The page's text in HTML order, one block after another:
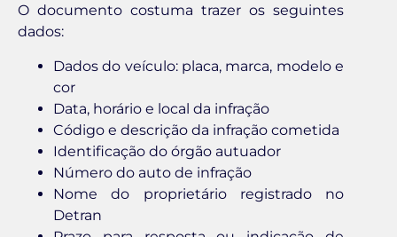
O documento costuma trazer os seguintes
dados:
Dados do veículo: placa, marca, modelo e
cor
Data, horário e local da infração
Código e descrição da infração cometida
Identificação do órgão autuador
Número do auto de infração
Nome do proprietário registrado no
Detran